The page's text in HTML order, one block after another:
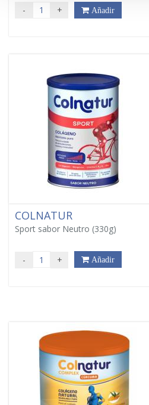
- + Añadir
COLNATUR
Sport sabor Neutro (330g)
- + Añadir